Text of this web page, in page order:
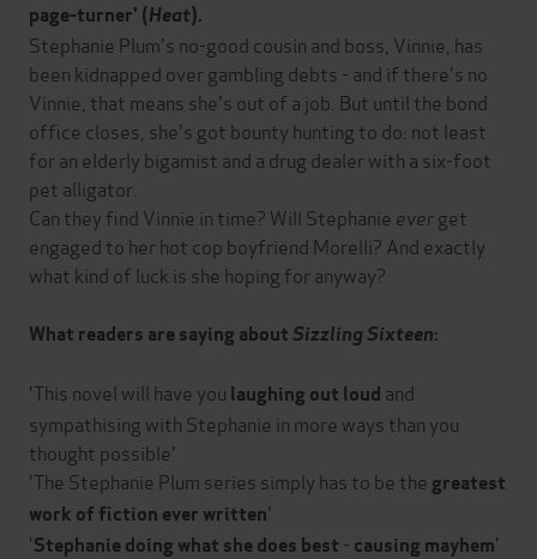
page-turner' (Heat).
Stephanie Plum's no-good cousin and boss, Vinnie, has
been kidnapped over gambling debts - and if there's no
Vinnie, that means she's out of a job. But until the bond
office closes, she's got bounty hunting to do: not least
for an elderly bigamist and a drug dealer with a six-foot
pet alligator.
Can they find Vinnie in time? Will Stephanie everget
engaged to her hot cop boyfriend Morelli? And exactly
what kind of luck is she hoping for anyway?
What readers are saying about Sizzling Sixteen:
'This novel will have you laughing out loud and
sympathising with Stephanie in more ways than you
thought possible'
'The Stephanie Plum series simply has to be the greatest
work of fiction ever written'
'Stephanie doing what she does best - causing mayhem'